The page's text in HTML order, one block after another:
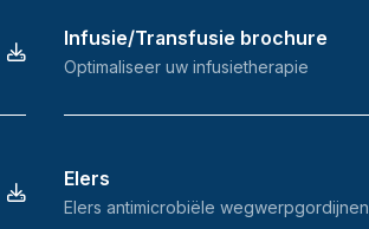
Infusie/Transfusie brochure
Optimaliseer uw infusietherapie
Elers
Elers antimicrobiële wegwerpgordijnen